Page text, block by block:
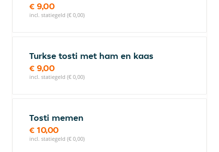
€ 9,00
incl. statiegeld (€ 0,00)
Turkse tosti met ham en kaas
€ 9,00
incl. statiegeld (€ 0,00)
Tosti memen
€ 10,00
incl. statiegeld (€ 0,00)